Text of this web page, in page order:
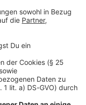
930-144696/3